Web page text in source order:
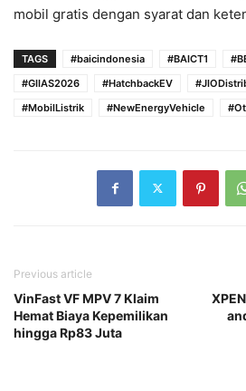
mobil gratis dengan syarat dan
TAGS #baicindonesia #BAICT1
#GIIAS2026
#HatchbackEV
#MobilListrik
#NewEnergyVehicle
Previous article
VinFast VF MPV 7 Klaim
Hemat Biaya Kepemilikan
hingga Rp83 Juta